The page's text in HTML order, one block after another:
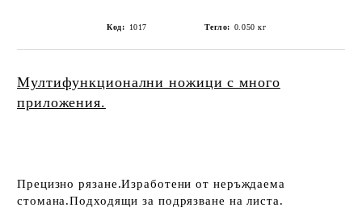
Код: 1017 Тегло: 0.050 кг
Мултифункционални ножици с много
приложения.
Прецизно рязане.Изработени от неръждаема
стомана.Подходящи за подрязване на листа.